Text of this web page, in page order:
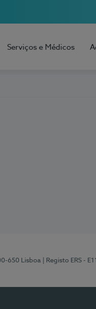
Serviços e Médicos
650 Lisboa | Registo ERS -